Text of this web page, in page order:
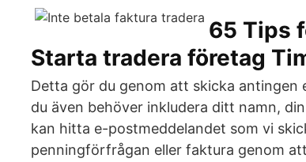
65 Tips
Starta tradera företag
Detta gör du genom att skicka
du även behöver inkludera ditt namn,
kan hitta e-postmeddelandet som vi
penningförfrågan eller faktura genom